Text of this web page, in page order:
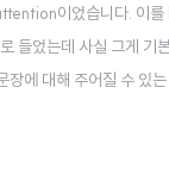
이었습니다. 이를
었는데 사실 그게 기
에 대해 주어질 수 있는